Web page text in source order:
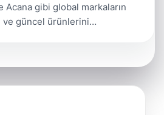
Acana gibi global markaların
ve güncel ürünlerini…